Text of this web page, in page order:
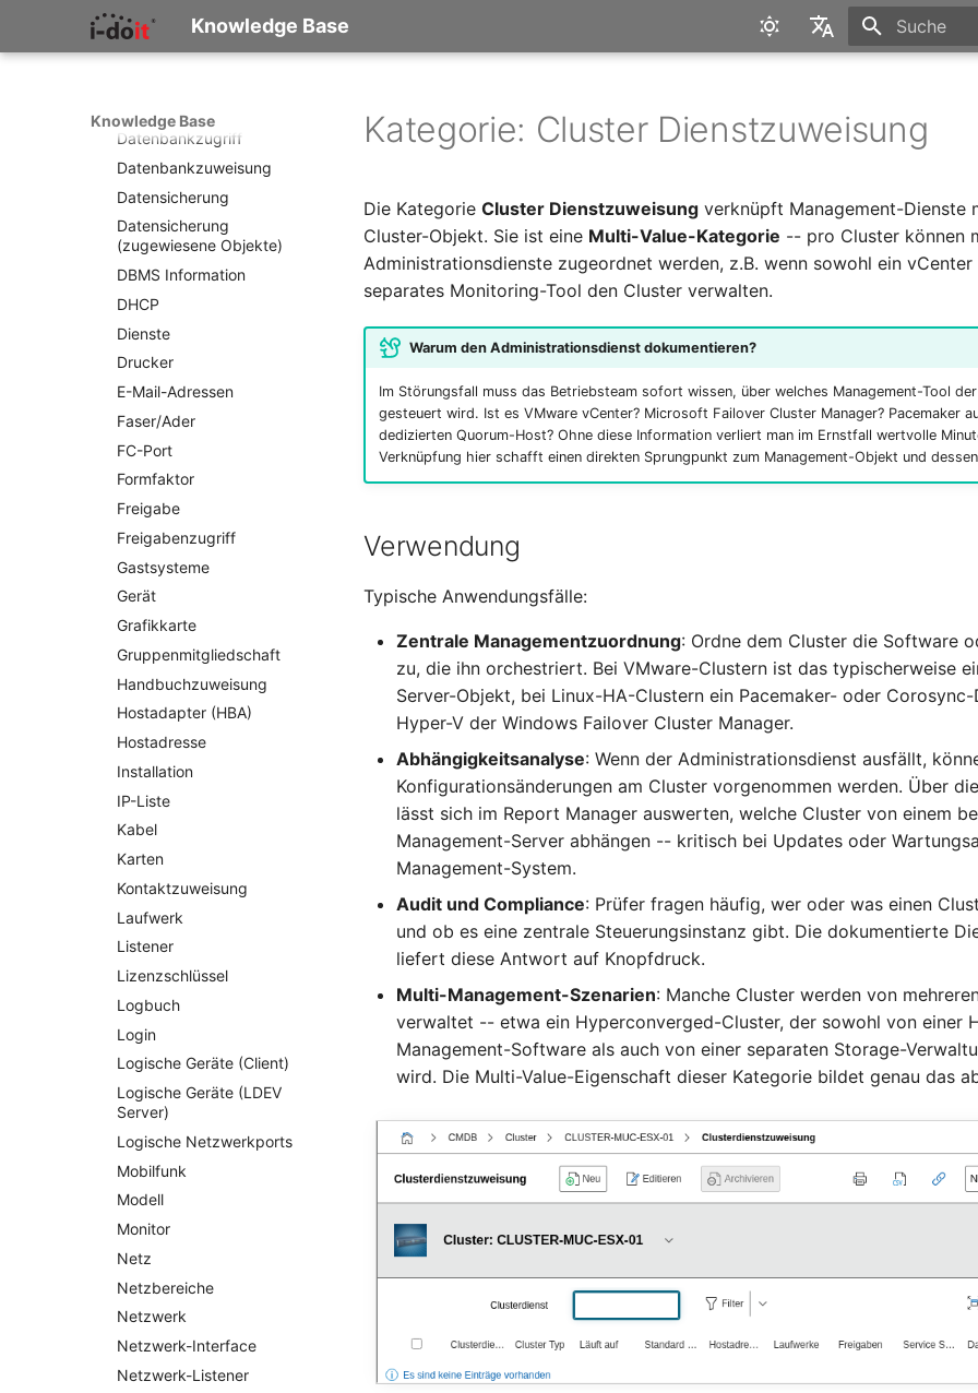
Knowledge Base
Deutsch
Knowledge Base
Changelog 1.7.1
Changelog 1.6.2
Changelog 1.5.4
Changelog 1.5.1
Changelog 1.5
Changelog 1.4
Changelog 1.3
Changelog 1.1
Changelog 1.0.x
Changelog 0.9.x
Changelog 0.8.x
Datenbanklinks
Datenbankobjekte
Datenbankzugriff
Datenbankzuweisung
Datensicherung
Datensicherung
(zugewiesene Objekte)
DBMS Information
DHCP
Dienste
Drucker
E-Mail-Adressen
Faser/Ader
FC-Port
Formfaktor
Freigabe
Freigabenzugriff
Gastsysteme
Gerät
Grafikkarte
Gruppenmitgliedschaft
Handbuchzuweisung
Hostadapter (HBA)
Hostadresse
Installation
IP-Liste
Kabel
Karten
Kontaktzuweisung
Laufwerk
Listener
Lizenzschlüssel
Logbuch
Login
Logische Geräte (Client)
Logische Geräte (LDEV
Server)
Logische Netzwerkports
Mobilfunk
Modell
Monitor
Netz
Netzbereiche
Netzwerk
Netzwerk-Interface
Netzwerk-Listener
Kategorie: Cluster Dienstzuweisung
Die KategorieCluster Dienstzuweisung verknüpft Management-Dienste
Cluster-Objekt. Sie ist eine Multi-Value-Kategorie -- pro Cluster können
Administrationsdienste zugeordnet werden, z.B. wenn sowohl ein vCenter
separates Monitoring-Tool den Cluster verwalten.
Warum den Administrationsdienst dokumentieren?
Im Störungsfall muss das Betriebsteam sofort wissen, über welches Management-Tool
gesteuert wird. Ist es VMware vCenter? Microsoft Failover Cluster Manager? Pacemaker
dedizierten Quorum-Host? Ohne diese Information verliert man im Ernstfall wertvolle
Verknüpfung hier schafft einen direkten Sprungpunkt zum Management-Objekt und
Verwendung
Typische Anwendungsfälle:
Zentrale Managementzuordnung: Ordne dem Cluster die Software
zu, die ihn orchestriert. Bei VMware-Clustern ist das typischerweise
Server-Objekt, bei Linux-HA-Clustern ein Pacemaker- oder
Hyper-V der Windows Failover Cluster Manager.
Abhängigkeitsanalyse: Wenn der Administrationsdienst ausfällt,
Konfigurationsänderungen am Cluster vorgenommen werden. Über
lässt sich im Report Manager auswerten, welche Cluster von einem
Management-Server abhängen -- kritisch bei Updates oder
Management-System.
Audit und Compliance: Prüfer fragen häufig, wer oder was einen
und ob es eine zentrale Steuerungsinstanz gibt. Die dokumentierte
liefert diese Antwort auf Knopfdruck.
Multi-Management-Szenarien: Manche Cluster werden von
verwaltet -- etwa ein Hyperconverged-Cluster, der sowohl von einer
Management-Software als auch von einer separaten Storage-
wird. Die Multi-Value-Eigenschaft dieser Kategorie bildet genau das